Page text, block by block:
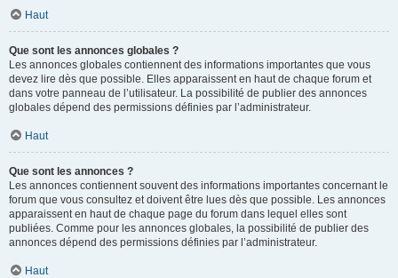
Haut
Que sont les annonces globales ?
Les annonces globales contiennent des informations importantes que vous
devez lire dès que possible. Elles apparaissent en haut de chaque forum et
dans votre panneau de l’utilisateur. La possibilité de publier des annonces
globales dépend des permissions définies par l’administrateur.
Haut
Que sont les annonces ?
Les annonces contiennent souvent des informations importantes concernant le
forum que vous consultez et doivent être lues dès que possible. Les annonces
apparaissent en haut de chaque page du forum dans lequel elles sont
publiées. Comme pour les annonces globales, la possibilité de publier des
annonces dépend des permissions définies par l’administrateur.
Haut